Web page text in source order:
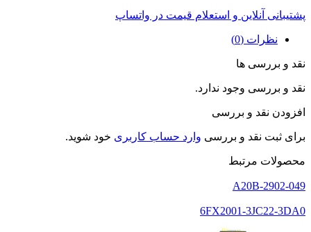
پشتیبانی آنلاین و استعلام قیمت در واتساپ
نظرات (0)
نقد و بررسی ها
نقد و بررسی وجود ندارد.
افزودن نقد و بررسی
برای ثبت نقد و بررسی وارد حساب کاربری خود شوید.
محصولات مرتبط
A20B-2902-049
6FX2001-3JC22-3DA0